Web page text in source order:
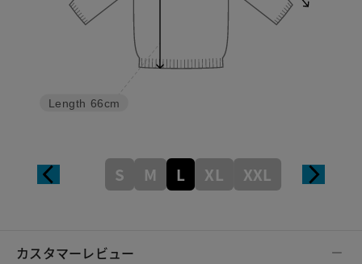
Length 66cm
S M L XL XXL
カスタマーレビュー